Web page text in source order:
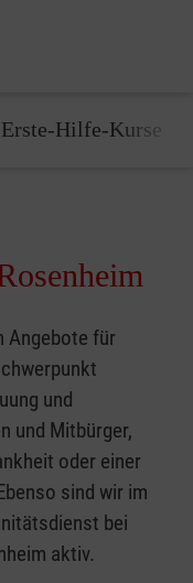
Erste-Hilfe-Kurse
Angebote für
und
und Mitbürger,
oder einer
sind wir im
bei
aktiv.